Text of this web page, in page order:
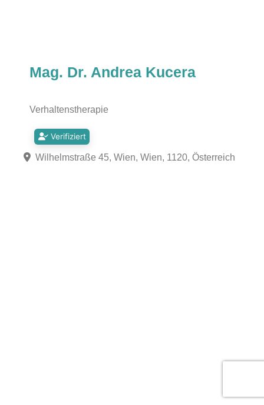
Mag. Dr. Andrea Kucera
Verhaltenstherapie
Verifiziert
Wilhelmstraße 45, Wien, Wien, 1120, Österreich